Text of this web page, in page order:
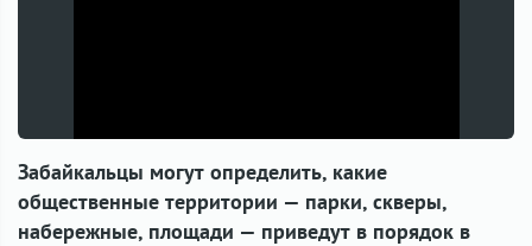
Забайкальцы могут определить, какие
общественные территории — парки, скверы,
набережные, площади — приведут в порядок в